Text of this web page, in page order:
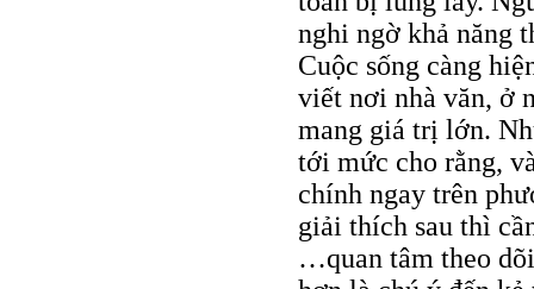
nghi ngờ khả năng
Cuộc sống càng
viết nơi nhà văn, ở
mang giá trị lớn.
tới mức cho rằng,
chính ngay trên
giải thích sau thì
…quan tâm theo